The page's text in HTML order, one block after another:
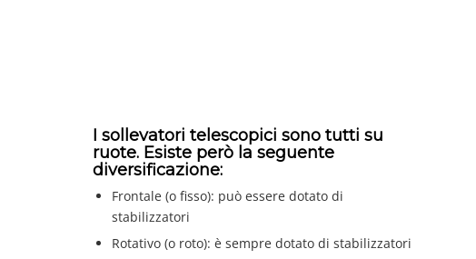
I sollevatori telescopici sono tutti su
ruote. Esiste però la seguente
diversificazione:
Frontale (o fisso): può essere dotato di
stabilizzatori
Rotativo (o roto): è sempre dotato di stabilizzatori